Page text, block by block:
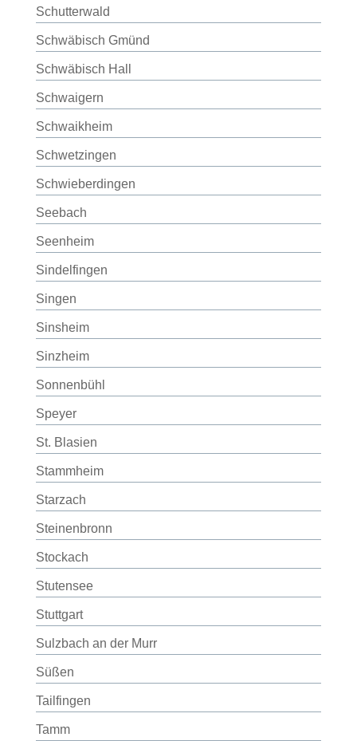
Schutterwald
Schwäbisch Gmünd
Schwäbisch Hall
Schwaigern
Schwaikheim
Schwetzingen
Schwieberdingen
Seebach
Seenheim
Sindelfingen
Singen
Sinsheim
Sinzheim
Sonnenbühl
Speyer
St. Blasien
Stammheim
Starzach
Steinenbronn
Stockach
Stutensee
Stuttgart
Sulzbach an der Murr
Süßen
Tailfingen
Tamm